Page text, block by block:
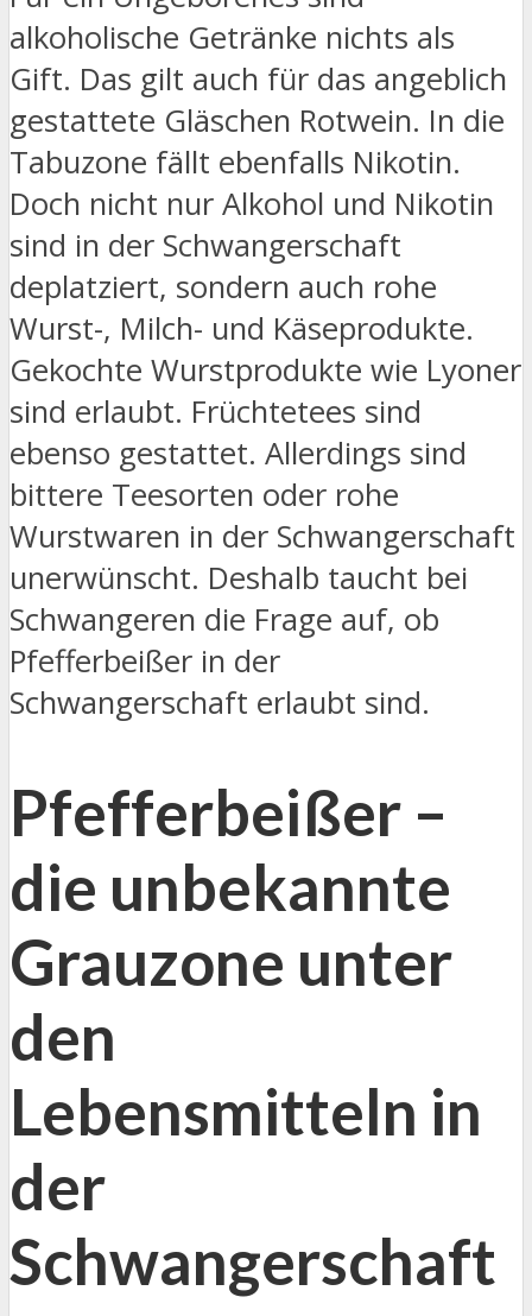
alkoholische Getränke nichts als
Gift. Das gilt auch für das angeblich
gestattete Gläschen Rotwein. In die
Tabuzone fällt ebenfalls Nikotin.
Doch nicht nur Alkohol und Nikotin
sind in der Schwangerschaft
deplatziert, sondern auch rohe
Wurst-, Milch- und Käseprodukte.
Gekochte Wurstprodukte wie Lyoner
sind erlaubt. Früchtetees sind
ebenso gestattet. Allerdings sind
bittere Teesorten oder rohe
Wurstwaren in der Schwangerschaft
unerwünscht. Deshalb taucht bei
Schwangeren die Frage auf, ob
Pfefferbeißer in der
Schwangerschaft erlaubt sind.
Pfefferbeißer –
die unbekannte
Grauzone unter
den
Lebensmitteln in
der
Schwangerschaft